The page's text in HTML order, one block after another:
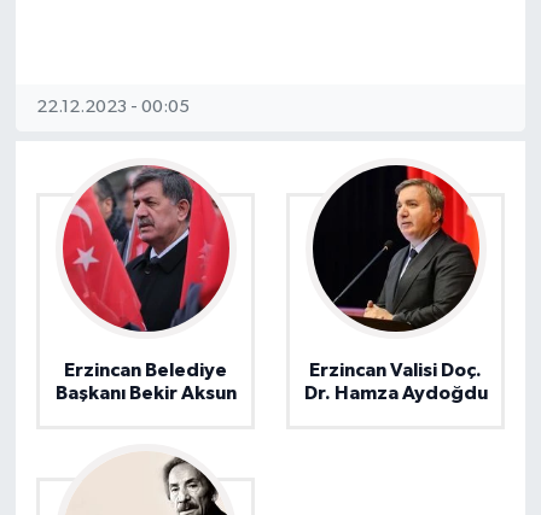
22.12.2023 - 00:05
Erzincan Belediye
Başkanı Bekir Aksun
Erzincan Valisi Doç.
Dr. Hamza Aydoğdu